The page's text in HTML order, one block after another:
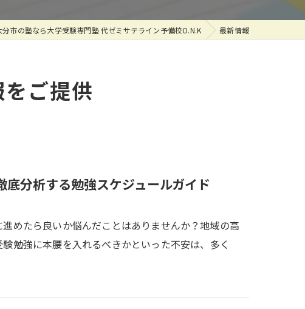
分市の塾なら大学受験専門塾 代ゼミサテライン予備校O.N.K 最新情報
ご提供
分析する勉強スケジュールガイド
めたら良いか悩んだことはありませんか？地域の高
勉強に本腰を入れるべきかといった不安は、多く